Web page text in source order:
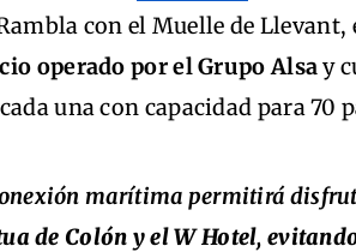
con el Muelle de Llevant,
operado por el Grupo Alsay
una con capacidad para 70
marítima permitirá
de Colón y el W Hotel,